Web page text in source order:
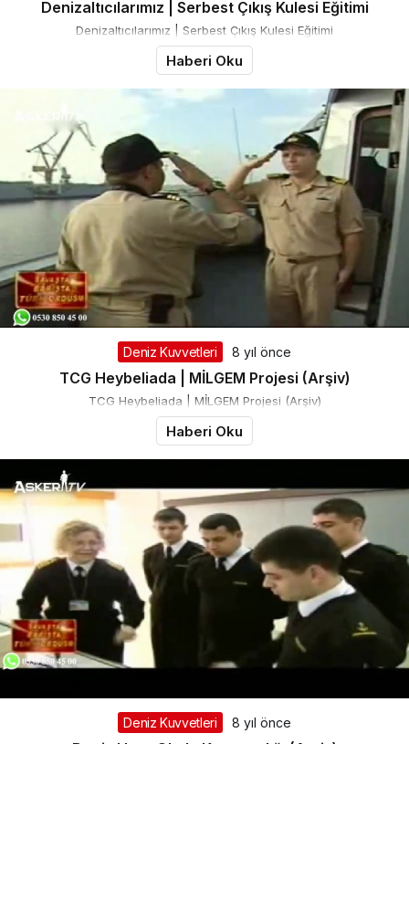
Denizaltıcılarımız | Serbest Çıkış Kulesi Eğitimi
Denizaltıcılarımız | Serbest Çıkış Kulesi Eğitimi
Haberi Oku
Deniz Kuvvetleri 8 yıl önce
TCG Heybeliada | MİLGEM Projesi (Arşiv)
TCG Heybeliada | MİLGEM Projesi (Arşiv)
Haberi Oku
Deniz Kuvvetleri 8 yıl önce
Deniz Harp Okulu Komutanlığı (Arşiv)